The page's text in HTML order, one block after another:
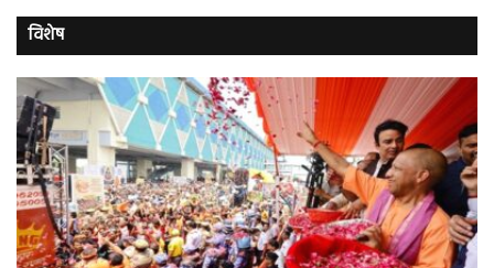
विशेष